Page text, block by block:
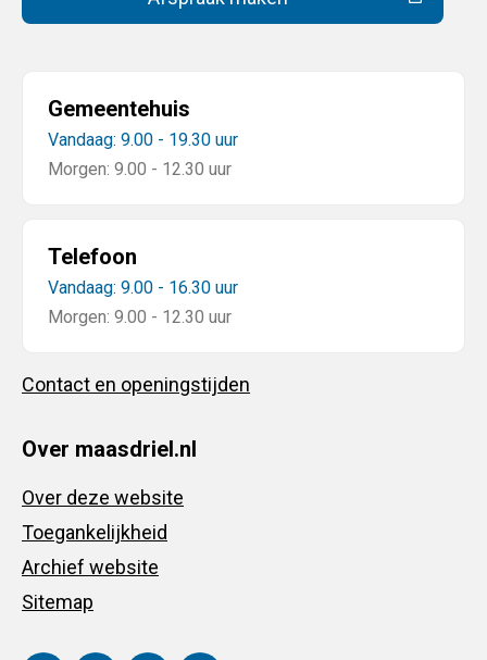
(Deze link gaat naar een
Gemeentehuis
Vandaag: 9.00 - 19.30 uur
Morgen: 9.00 - 12.30 uur
Telefoon
Vandaag: 9.00 - 16.30 uur
Morgen: 9.00 - 12.30 uur
Contact en openingstijden
Over maasdriel.nl
Over deze website
Toegankelijkheid
Archief website
Sitemap